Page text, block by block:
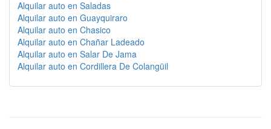
Alquilar auto en Saladas
Alquilar auto en Guayquiraro
Alquilar auto en Chasico
Alquilar auto en Chañar Ladeado
Alquilar auto en Salar De Jama
Alquilar auto en Cordillera De Colangüil